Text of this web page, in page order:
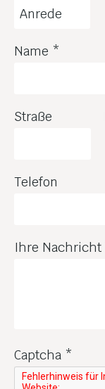
Name *
Straße
Telefon
Ihre Nachricht
Captcha *